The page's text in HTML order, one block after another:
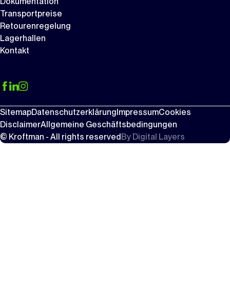
Transportpreise
Retourenregelung
Lagerhallen
Kontakt
SitemapDatenschutzerklärungImpressumCookies
DisclaimerAllgemeine Geschäftsbedingungen
© Kroftman - All rights reservedBy Digital Layers